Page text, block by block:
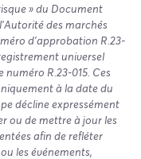
» du Document
des marchés
d’approbation R.23-
universel
numéro R.23-015. Ces
à la date du
décline expressément
ou de mettre à jour les
afin de refléter
les événements,